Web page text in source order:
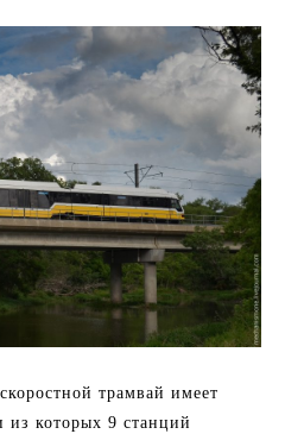
трамвай имеет
из которых 9 станций